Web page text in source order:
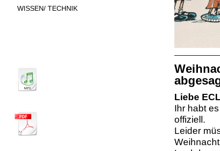
Liebe
Ihr habt
offiziell.
Leider
WISSEN/ TECHNIK